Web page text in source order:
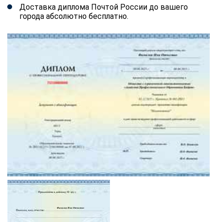
Доставка диплома Почтой России до вашего
города абсолютно бесплатно.